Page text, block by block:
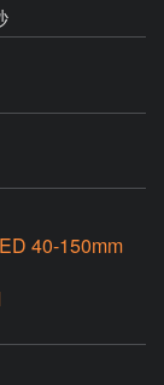
40-150mm